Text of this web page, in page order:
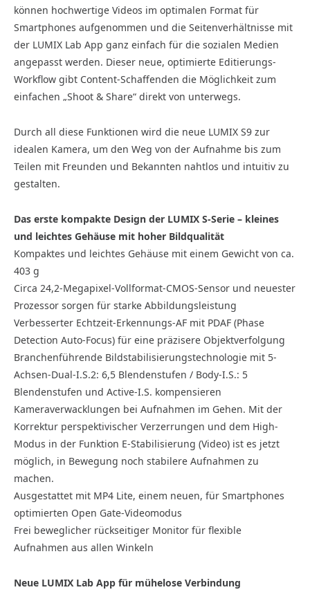
können hochwertige Videos im optimalen Format für
Smartphones aufgenommen und die Seitenverhältnisse mit
der LUMIX Lab App ganz einfach für die sozialen Medien
angepasst werden. Dieser neue, optimierte Editierungs-
Workflow gibt Content-Schaffenden die Möglichkeit zum
einfachen „Shoot & Share“ direkt von unterwegs.
Durch all diese Funktionen wird die neue LUMIX S9 zur
idealen Kamera, um den Weg von der Aufnahme bis zum
Teilen mit Freunden und Bekannten nahtlos und intuitiv zu
gestalten.
Das erste kompakte Design der LUMIX S-Serie – kleines
und leichtes Gehäuse mit hoher Bildqualität
Kompaktes und leichtes Gehäuse mit einem Gewicht von ca.
403 g
Circa 24,2-Megapixel-Vollformat-CMOS-Sensor und neuester
Prozessor sorgen für starke Abbildungsleistung
Verbesserter Echtzeit-Erkennungs-AF mit PDAF (Phase
Detection Auto-Focus) für eine präzisere Objektverfolgung
Branchenführende Bildstabilisierungstechnologie mit 5-
Achsen-Dual-I.S.2: 6,5 Blendenstufen / Body-I.S.: 5
Blendenstufen und Active-I.S. kompensieren
Kameraverwacklungen bei Aufnahmen im Gehen. Mit der
Korrektur perspektivischer Verzerrungen und dem High-
Modus in der Funktion E-Stabilisierung (Video) ist es jetzt
möglich, in Bewegung noch stabilere Aufnahmen zu
machen.
Ausgestattet mit MP4 Lite, einem neuen, für Smartphones
optimierten Open Gate-Videomodus
Frei beweglicher rückseitiger Monitor für flexible
Aufnahmen aus allen Winkeln
Neue LUMIX Lab App für mühelose Verbindung